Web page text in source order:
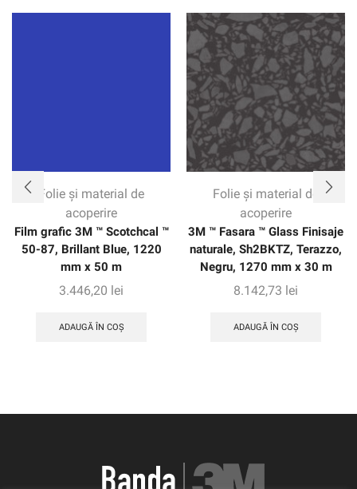
Folie și material de
acoperire
Film grafic 3M ™ Scotchcal ™
50-87, Brillant Blue, 1220
mm x 50 m
3.446,20 lei
ADAUGĂ ÎN COȘ
Folie și material de
acoperire
3M ™ Fasara ™ Glass Finisaje
naturale, Sh2BKTZ, Terazzo,
Negru, 1270 mm x 30 m
8.142,73 lei
ADAUGĂ ÎN COȘ